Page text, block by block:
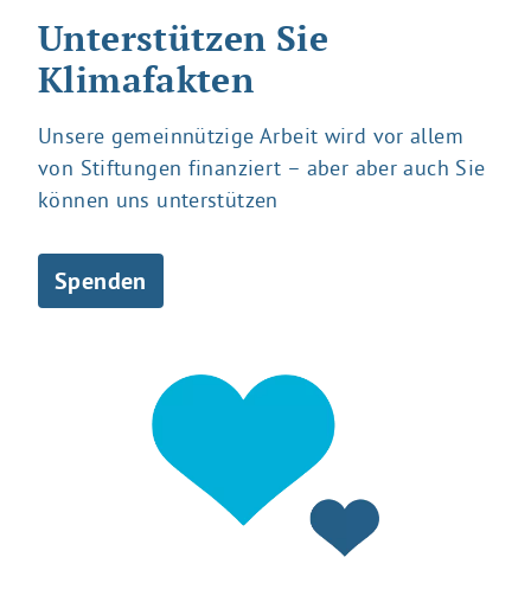
Unterstützen Sie
Klimafakten
Unsere gemeinnützige Arbeit wird vor allem
von Stiftungen finanziert – aber aber auch Sie
können uns unterstützen
Spenden